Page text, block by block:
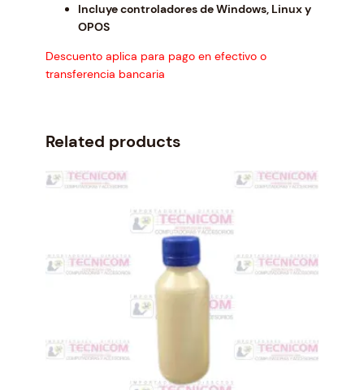
Incluye controladores de Windows, Linux y
OPOS
Descuento aplica para pago en efectivo o
transferencia bancaria
Related products